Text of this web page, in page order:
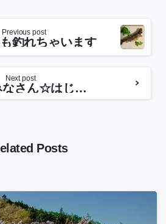
Previous post
釣れちゃいます
Next post
愛犬家のみなさん☆はじめまして！
Posts